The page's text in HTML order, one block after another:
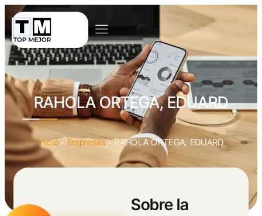
RAHOLA ORTEGA, EDUARD
Inicio- Empresas-RAHOLA ORTEGA, EDUARD
Sobre la